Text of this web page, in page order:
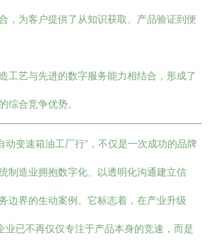
，为客户提供了从知识获取、产品验证到便
工艺与先进的数字服务能力相结合，形成了
综合竞争优势。
动变速箱油工厂行”，不仅是一次成功的品牌
制造业拥抱数字化、以透明化沟通建立信
边界的生动案例。它标志着，在产业升级
业已不再仅仅专注于产品本身的竞速，而是